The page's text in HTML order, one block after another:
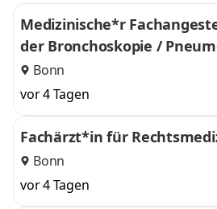
Medizinische*r
der Bronchoskopie /
anzBonn
vor 4 Tagen
Fachärzt*in für
Bonn
vor 4 Tagen